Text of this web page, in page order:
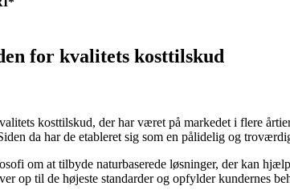
for kvalitets kosttilskud
kosttilskud, der har været på markedet i flere
da har de etableret sig som en pålidelig og
om at tilbyde naturbaserede løsninger, der kan
op til de højeste standarder og opfylder kundernes